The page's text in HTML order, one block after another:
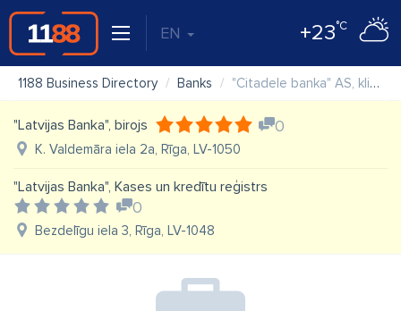
EN +23°C
1188 Business Directory Banks "Citadele banka" AS, klientu apkalpošanas centrs "Alfa"
"Latvijas Banka", birojs 0
K. Valdemāra iela 2a, Rīga, LV-1050
"Latvijas Banka", Kases un kredītu reģistrs
0
Bezdelīgu iela 3, Rīga, LV-1048